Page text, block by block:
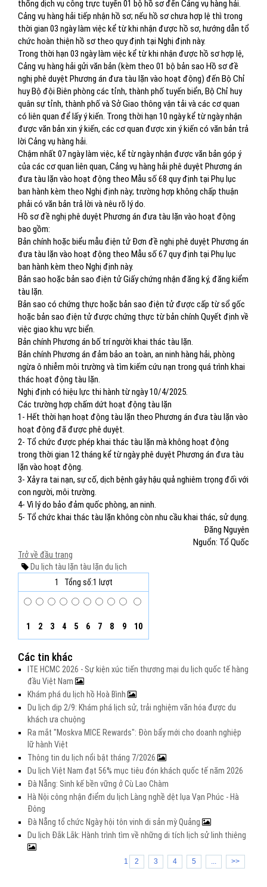
thống dịch vụ công trực tuyến 01 bộ hồ sơ đến Cảng vụ hàng hải.
Cảng vụ hàng hải tiếp nhận hồ sơ; nếu hồ sơ chưa hợp lệ thì trong
thời gian 03 ngày làm việc kể từ khi nhận được hồ sơ, hướng dẫn tổ
chức hoàn thiện hồ sơ theo quy định tại Nghị định này.
Trong thời hạn 03 ngày làm việc kể từ khi nhận được hồ sơ hợp lệ,
Cảng vụ hàng hải gửi văn bản (kèm theo 01 bộ bản sao Hồ sơ đề
nghị phê duyệt Phương án đưa tàu lặn vào hoạt động) đến Bộ Chỉ
huy Bộ đội Biên phòng các tỉnh, thành phố tuyến biển, Bộ Chỉ huy
quân sự tỉnh, thành phố và Sở Giao thông vận tải và các cơ quan
có liên quan để lấy ý kiến. Trong thời hạn 10 ngày kể từ ngày nhận
được văn bản xin ý kiến, các cơ quan được xin ý kiến có văn bản trả
lời Cảng vụ hàng hải.
Chậm nhất 07 ngày làm việc, kể từ ngày nhận được văn bản góp ý
của các cơ quan liên quan, Cảng vụ hàng hải phê duyệt Phương án
đưa tàu lặn vào hoạt động theo Mẫu số 68 quy định tại Phụ lục
ban hành kèm theo Nghị định này; trường hợp không chấp thuận
phải có văn bản trả lời và nêu rõ lý do.
Hồ sơ đề nghị phê duyệt Phương án đưa tàu lặn vào hoạt động
bao gồm:
Bản chính hoặc biểu mẫu điện tử Đơn đề nghị phê duyệt Phương án
đưa tàu lặn vào hoạt động theo Mẫu số 67 quy định tại Phụ lục
ban hành kèm theo Nghị định này.
Bản sao hoặc bản sao điện tử Giấy chứng nhận đăng ký, đăng kiểm
tàu lặn.
Bản sao có chứng thực hoặc bản sao điện tử được cấp từ sổ gốc
hoặc bản sao điện tử được chứng thực từ bản chính Quyết định về
việc giao khu vực biển.
Bản chính Phương án bố trí người khai thác tàu lặn.
Bản chính Phương án đảm bảo an toàn, an ninh hàng hải, phòng
ngừa ô nhiễm môi trường và tìm kiếm cứu nạn trong quá trình khai
thác hoạt động tàu lặn.
Nghị định có hiệu lực thi hành từ ngày 10/4/2025.
Các trường hợp chấm dứt hoạt động tàu lặn
1- Hết thời hạn hoạt động tàu lặn theo Phương án đưa tàu lặn vào
hoạt động đã được phê duyệt.
2- Tổ chức được phép khai thác tàu lặn mà không hoạt động
trong thời gian 12 tháng kể từ ngày phê duyệt Phương án đưa tàu
lặn vào hoạt động.
3- Xảy ra tai nạn, sự cố, dịch bệnh gây hậu quả nghiêm trọng đối với
con người, môi trường.
4- Vì lý do bảo đảm quốc phòng, an ninh.
5- Tổ chức khai thác tàu lặn không còn nhu cầu khai thác, sử dụng.
Đăng Nguyên
Nguổn: Tổ Quốc
Trở về đầu trang
Du lịch tàu lặn tàu lặn du lịch
1
Tổng số:1 lượt
1 2 3 4 5 6 7 8 9 10
Các tin khác
ITE HCMC 2026 - Sự kiện xúc tiến thương mại du lịch quốc tế hàng
đầu Việt Nam
Khám phá du lịch hồ Hoà Bình
Du lịch dịp 2/9: Khám phá lịch sử, trải nghiệm văn hóa được du
khách ưa chuộng
Ra mắt "Moskva MICE Rewards": Đòn bẩy mới cho doanh nghiệp
lữ hành Việt
Thông tin du lịch nổi bật tháng 7/2026
Du lịch Việt Nam đạt 56% mục tiêu đón khách quốc tế năm 2026
Đà Nẵng: Sinh kế bền vững ở Cù Lao Chàm
Hà Nội công nhận điểm du lịch Làng nghề dệt lụa Vạn Phúc - Hà
Đông
Đà Nẵng tổ chức Ngày hội tôn vinh di sản mỳ Quảng
Du lịch Đắk Lắk: Hành trình tìm về những di tích lịch sử linh thiêng
1 2 3 4 5 ... >>